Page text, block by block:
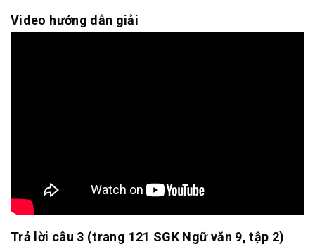
Video hướng dẫn giải
Trả lời câu 3 (trang 121 SGK Ngữ văn 9, tập 2)